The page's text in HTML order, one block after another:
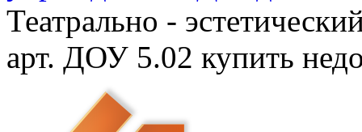
Театрально -
арт. ДОУ 5.02 купить